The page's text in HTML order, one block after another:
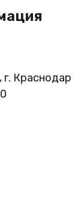
Краснодар